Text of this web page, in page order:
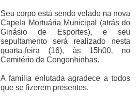
Seu corpo está sendo velado na nova
Capela Mortuária Municipal (atrás do
Ginásio de Esportes), e seu
sepultamento será realizado nesta
quarta-feira (16), às 15h00, no
Cemitério de Congonhinhas.
A família enlutada agradece a todos
que se fizerem presentes.